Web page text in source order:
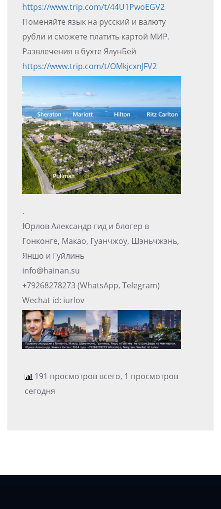
https://www.trip.com/t/44U1PwoEGV2
Поменяйте язык на русский и валюту
рубли и сможете платить картой МИР.
Развлечения в бухте ЯлунБей
https://www.trip.com/t/OMkjcxnJFV2
.
Юрлов Александр гид и блогер в
Гонконге, Макао, Гуанчжоу, Шэньчжэнь,
Яншо и Гуйлинь
info@hainan.su
+79268278273 (WhatsApp, Telegram)
Wechat id: iurlov
191 просмотров всего, 1 просмотров
сегодня